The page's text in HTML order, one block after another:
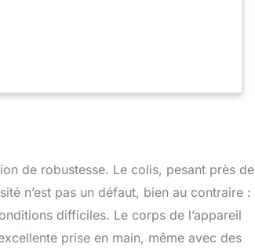
extrêmes: 100% waterproof,
l'épreuve de la condensation, peuvent
Jumelles attachées avec sac et
les voyages, concerts, observation
de plaisance, tir à la cible Polyvalence
de robustesse. Le colis, pesant près de
n’est pas un défaut, bien au contraire :
difficiles. Le corps de l’appareil
prise en main, même avec des